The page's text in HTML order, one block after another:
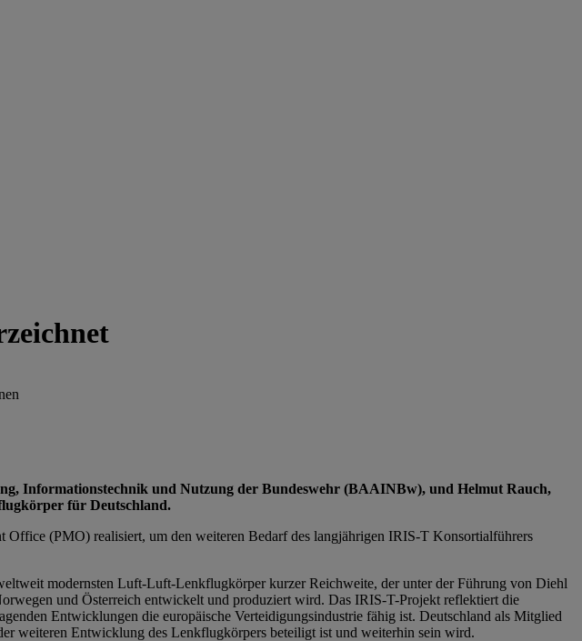
Informationstechnik und Nutzung der Bundeswehr (BAAINBw), und Helmut Rauch,
für Deutschland.
(PMO) realisiert, um den weiteren Bedarf des langjährigen IRIS-T Konsortialführers
modernsten Luft-Luft-Lenkflugkörper kurzer Reichweite, der unter der Führung von Diehl
und Österreich entwickelt und produziert wird. Das IRIS-T-Projekt reflektiert die
Entwicklungen die europäische Verteidigungsindustrie fähig ist. Deutschland als Mitglied
weiteren Entwicklung des Lenkflugkörpers beteiligt ist und weiterhin sein wird.